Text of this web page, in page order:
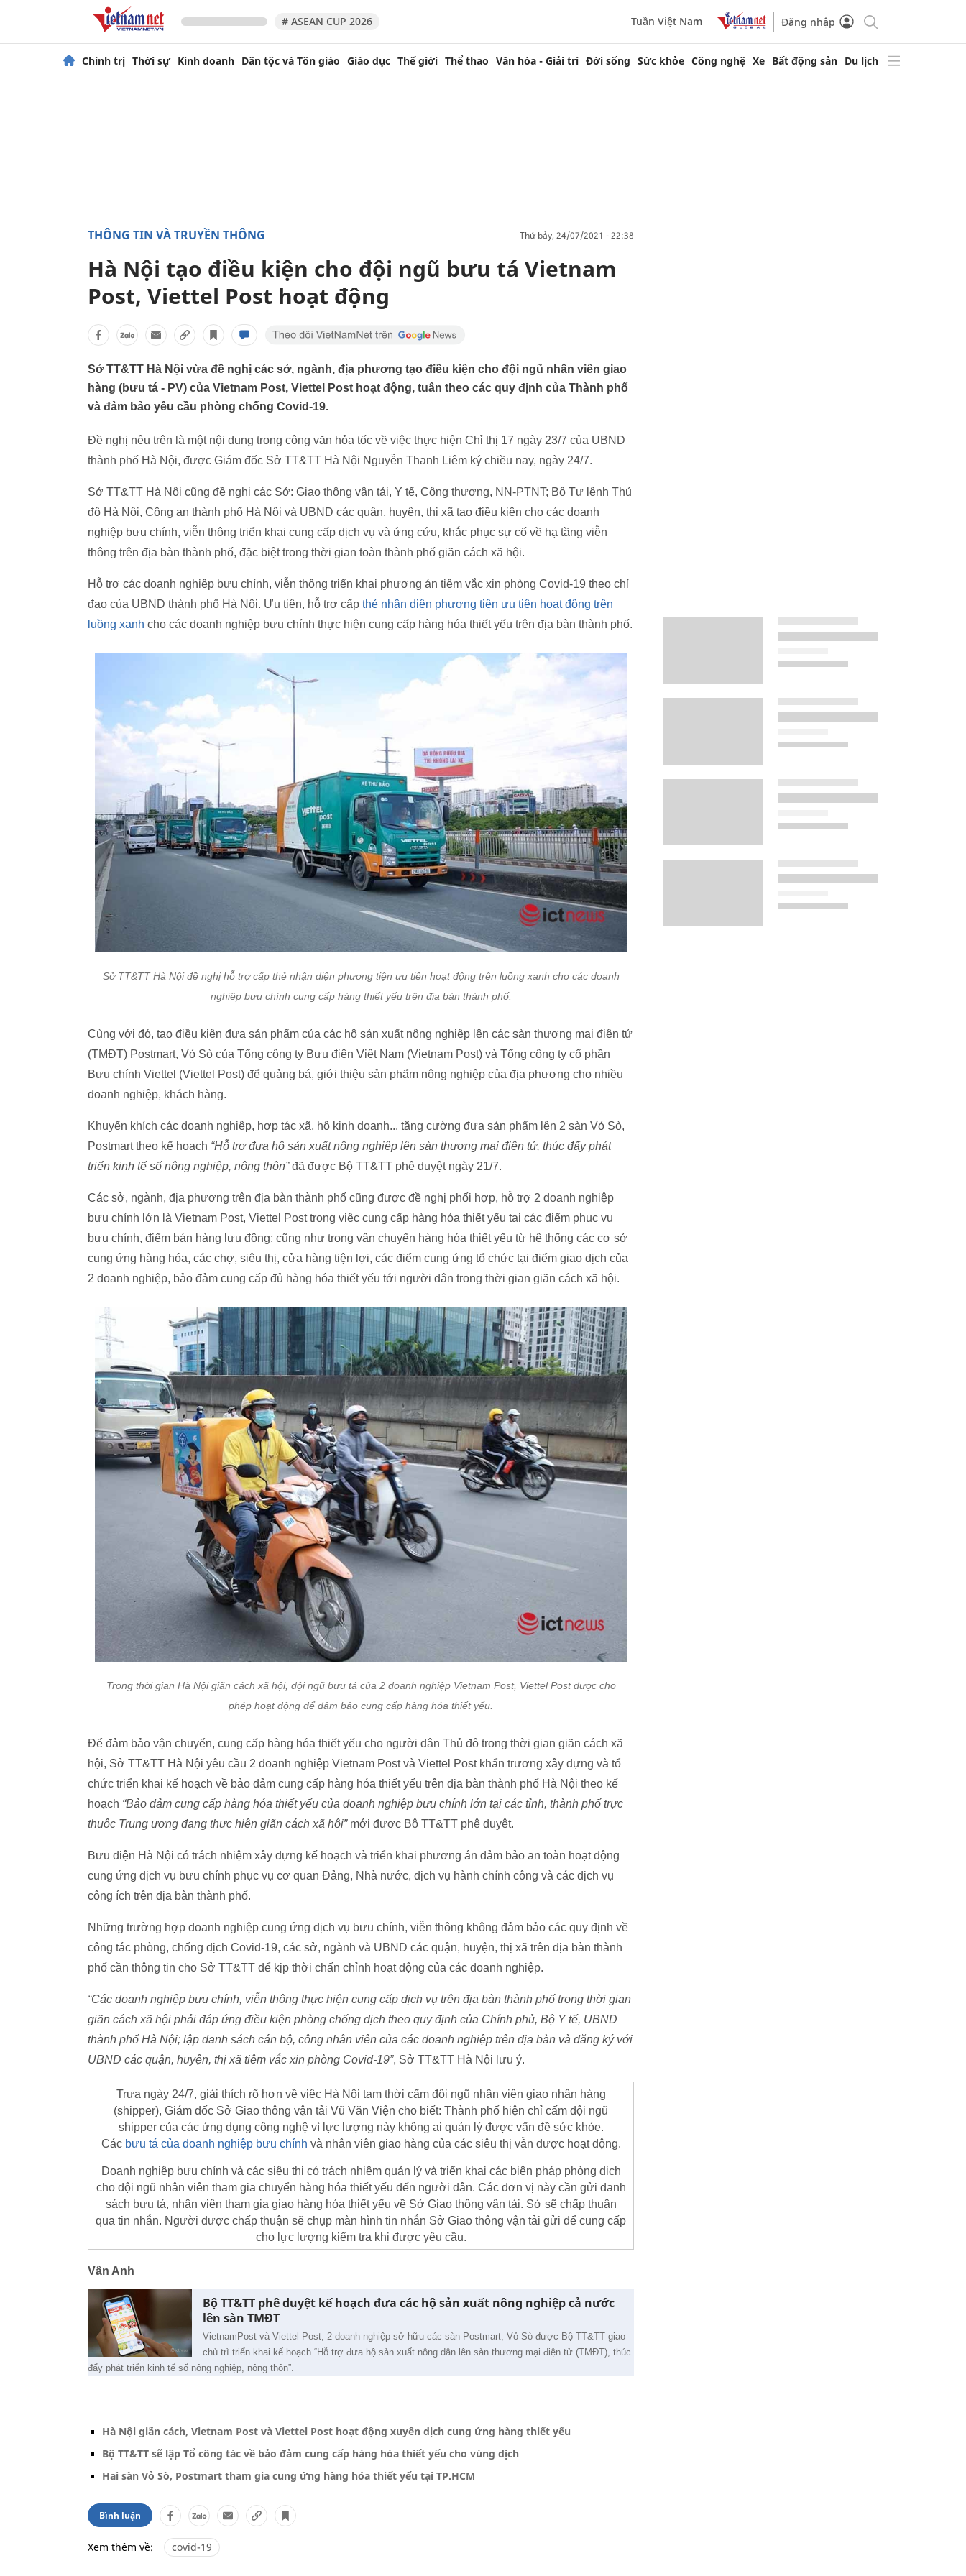
# ASEAN CUP 2026 Tuần Việt Nam Đăng nhập
Chính trị Thời sự Kinh doanh Dân tộc và Tôn giáo Giáo dục Thế giới Thể thao Văn hóa - Giải trí Đời sống Sức khỏe Công nghệ Xe Bất động sản Du lịch
THÔNG TIN VÀ TRUYỀN THÔNG thứ bảy, 24/07/2021 - 22:38
Hà Nội tạo điều kiện cho đội ngũ bưu tá Vietnam
Post, Viettel Post hoạt động
Sở TT&TT Hà Nội vừa đề nghị các sở, ngành, địa phương tạo điều kiện cho đội ngũ nhân viên giao
hàng (bưu tá - PV) của Vietnam Post, Viettel Post hoạt động, tuân theo các quy định của Thành phố
và đảm bảo yêu cầu phòng chống Covid-19.
Đề nghị nêu trên là một nội dung trong công văn hỏa tốc về việc thực hiện Chỉ thị 17 ngày 23/7 của UBND
thành phố Hà Nội, được Giám đốc Sở TT&TT Hà Nội Nguyễn Thanh Liêm ký chiều nay, ngày 24/7.
Sở TT&TT Hà Nội cũng đề nghị các Sở: Giao thông vận tải, Y tế, Công thương, NN-PTNT; Bộ Tư lệnh Thủ
đô Hà Nội, Công an thành phố Hà Nội và UBND các quận, huyện, thị xã tạo điều kiện cho các doanh
nghiệp bưu chính, viễn thông triển khai cung cấp dịch vụ và ứng cứu, khắc phục sự cố về hạ tầng viễn
thông trên địa bàn thành phố, đặc biệt trong thời gian toàn thành phố giãn cách xã hội.
Hỗ trợ các doanh nghiệp bưu chính, viễn thông triển khai phương án tiêm vắc xin phòng Covid-19 theo chỉ
đạo của UBND thành phố Hà Nội. Ưu tiên, hỗ trợ cấp thẻ nhận diện phương tiện ưu tiên hoạt động trên
luồng xanh cho các doanh nghiệp bưu chính thực hiện cung cấp hàng hóa thiết yếu trên địa bàn thành phố.
Sở TT&TT Hà Nội đề nghị hỗ trợ cấp thẻ nhận diện phương tiện ưu tiên hoạt động trên luồng xanh cho các doanh
nghiệp bưu chính cung cấp hàng thiết yếu trên địa bàn thành phố.
Cùng với đó, tạo điều kiện đưa sản phẩm của các hộ sản xuất nông nghiệp lên các sàn thương mại điện tử
(TMĐT) Postmart, Vỏ Sò của Tổng công ty Bưu điện Việt Nam (Vietnam Post) và Tổng công ty cổ phần
Bưu chính Viettel (Viettel Post) để quảng bá, giới thiệu sản phẩm nông nghiệp của địa phương cho nhiều
doanh nghiệp, khách hàng.
Khuyến khích các doanh nghiệp, hợp tác xã, hộ kinh doanh... tăng cường đưa sản phẩm lên 2 sàn Vỏ Sò,
Postmart theo kế hoạch “Hỗ trợ đưa hộ sản xuất nông nghiệp lên sàn thương mại điện tử, thúc đẩy phát
triển kinh tế số nông nghiệp, nông thôn”đã được Bộ TT&TT phê duyệt ngày 21/7.
Các sở, ngành, địa phương trên địa bàn thành phố cũng được đề nghị phối hợp, hỗ trợ 2 doanh nghiệp
bưu chính lớn là Vietnam Post, Viettel Post trong việc cung cấp hàng hóa thiết yếu tại các điểm phục vụ
bưu chính, điểm bán hàng lưu động; cũng như trong vận chuyển hàng hóa thiết yếu từ hệ thống các cơ sở
cung ứng hàng hóa, các chợ, siêu thị, cửa hàng tiện lợi, các điểm cung ứng tổ chức tại điểm giao dịch của
2 doanh nghiệp, bảo đảm cung cấp đủ hàng hóa thiết yếu tới người dân trong thời gian giãn cách xã hội.
Trong thời gian Hà Nội giãn cách xã hội, đội ngũ bưu tá của 2 doanh nghiệp Vietnam Post, Viettel Post được cho
phép hoạt động để đảm bảo cung cấp hàng hóa thiết yếu.
Để đảm bảo vận chuyển, cung cấp hàng hóa thiết yếu cho người dân Thủ đô trong thời gian giãn cách xã
hội, Sở TT&TT Hà Nội yêu cầu 2 doanh nghiệp Vietnam Post và Viettel Post khẩn trương xây dựng và tổ
chức triển khai kế hoạch về bảo đảm cung cấp hàng hóa thiết yếu trên địa bàn thành phố Hà Nội theo kế
hoạch “Bảo đảm cung cấp hàng hóa thiết yếu của doanh nghiệp bưu chính lớn tại các tỉnh, thành phố trực
thuộc Trung ương đang thực hiện giãn cách xã hội”mới được Bộ TT&TT phê duyệt.
Bưu điện Hà Nội có trách nhiệm xây dựng kế hoạch và triển khai phương án đảm bảo an toàn hoạt động
cung ứng dịch vụ bưu chính phục vụ cơ quan Đảng, Nhà nước, dịch vụ hành chính công và các dịch vụ
công ích trên địa bàn thành phố.
Những trường hợp doanh nghiệp cung ứng dịch vụ bưu chính, viễn thông không đảm bảo các quy định về
công tác phòng, chống dịch Covid-19, các sở, ngành và UBND các quận, huyện, thị xã trên địa bàn thành
phố cần thông tin cho Sở TT&TT để kịp thời chấn chỉnh hoạt động của các doanh nghiệp.
“Các doanh nghiệp bưu chính, viễn thông thực hiện cung cấp dịch vụ trên địa bàn thành phố trong thời gian
giãn cách xã hội phải đáp ứng điều kiện phòng chống dịch theo quy định của Chính phủ, Bộ Y tế, UBND
thành phố Hà Nội; lập danh sách cán bộ, công nhân viên của các doanh nghiệp trên địa bàn và đăng ký với
UBND các quận, huyện, thị xã tiêm vắc xin phòng Covid-19”, Sở TT&TT Hà Nội lưu ý.
Trưa ngày 24/7, giải thích rõ hơn về việc Hà Nội tạm thời cấm đội ngũ nhân viên giao nhận hàng
(shipper), Giám đốc Sở Giao thông vận tải Vũ Văn Viện cho biết: Thành phố hiện chỉ cấm đội ngũ
shipper của các ứng dụng công nghệ vì lực lượng này không ai quản lý được vấn đề sức khỏe.
Các bưu tá của doanh nghiệp bưu chính và nhân viên giao hàng của các siêu thị vẫn được hoạt động.
Doanh nghiệp bưu chính và các siêu thị có trách nhiệm quản lý và triển khai các biện pháp phòng dịch
cho đội ngũ nhân viên tham gia chuyển hàng hóa thiết yếu đến người dân. Các đơn vị này cần gửi danh
sách bưu tá, nhân viên tham gia giao hàng hóa thiết yếu về Sở Giao thông vận tải. Sở sẽ chấp thuận
qua tin nhắn. Người được chấp thuận sẽ chụp màn hình tin nhắn Sở Giao thông vận tải gửi để cung cấp
cho lực lượng kiểm tra khi được yêu cầu.
Vân Anh
Bộ TT&TT phê duyệt kế hoạch đưa các hộ sản xuất nông nghiệp cả nước
lên sàn TMĐT
VietnamPost và Viettel Post, 2 doanh nghiệp sở hữu các sàn Postmart, Vỏ Sò được Bộ TT&TT giao
chủ trì triển khai kế hoạch “Hỗ trợ đưa hộ sản xuất nông dân lên sàn thương mại điện tử (TMĐT), thúc
đẩy phát triển kinh tế số nông nghiệp, nông thôn”.
Hà Nội giãn cách, Vietnam Post và Viettel Post hoạt động xuyên dịch cung ứng hàng thiết yếu
Bộ TT&TT sẽ lập Tổ công tác về bảo đảm cung cấp hàng hóa thiết yếu cho vùng dịch
Hai sàn Vỏ Sò, Postmart tham gia cung ứng hàng hóa thiết yếu tại TP.HCM
Bình luận
Xem thêm về: covid-19